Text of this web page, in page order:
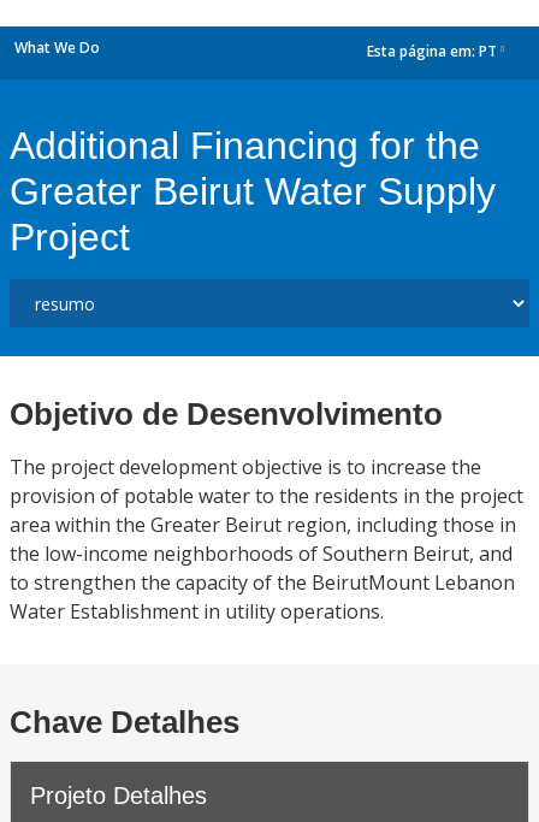
What We Do Esta página em: PT
Additional Financing for the
Greater Beirut Water Supply
Project
Objetivo de Desenvolvimento
The project development objective is to increase the
provision of potable water to the residents in the project
area within the Greater Beirut region, including those in
the low-income neighborhoods of Southern Beirut, and
to strengthen the capacity of the BeirutMount Lebanon
Water Establishment in utility operations.
Chave Detalhes
Projeto Detalhes